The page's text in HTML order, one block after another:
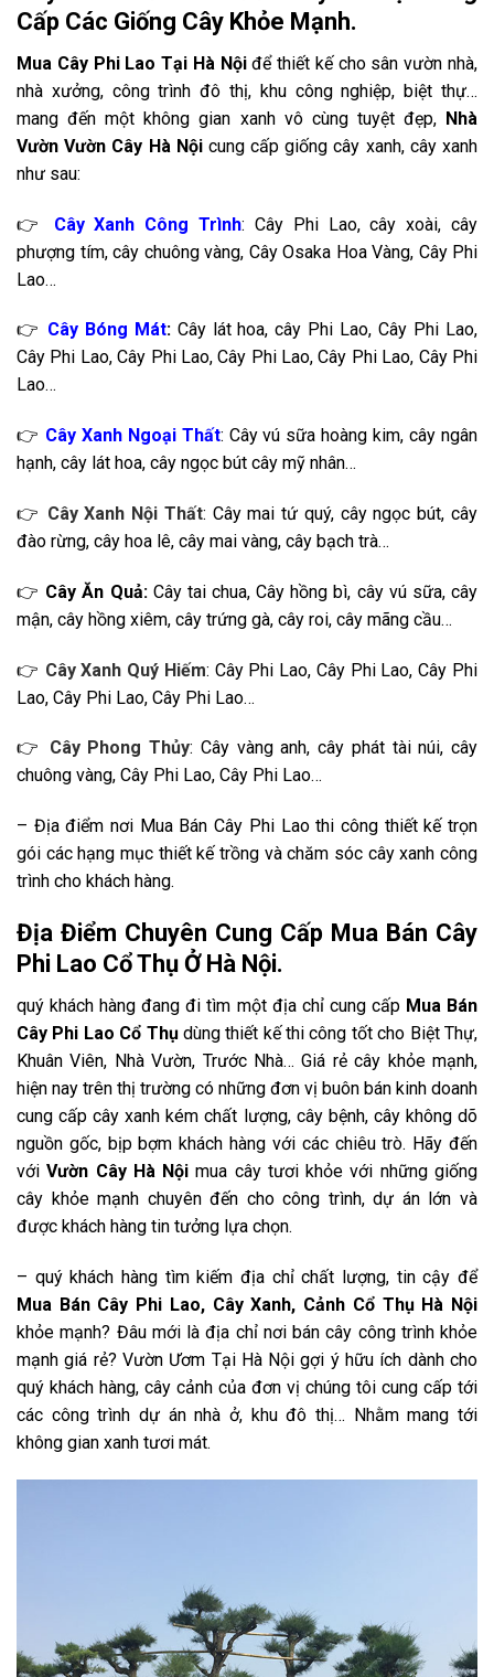
Cấp Các Giống Cây Khỏe Mạnh.
Mua Cây Phi Lao Tại Hà Nộiđể thiết kế cho sân vườn nhà,
nhà xưởng, công trình đô thị, khu công nghiệp, biệt thự…
mang đến một không gian xanh vô cùng tuyệt đẹp, Nhà
Vườn Vườn Cây Hà Nộicung cấp giống cây xanh, cây xanh
như sau:
👉 Cây Xanh Công Trình: Cây Phi Lao, cây xoài, cây
phượng tím, cây chuông vàng, Cây Osaka Hoa Vàng, Cây Phi
Lao…
👉 Cây Bóng Mát:Cây lát hoa, cây Phi Lao, Cây Phi Lao,
Cây Phi Lao, Cây Phi Lao, Cây Phi Lao, Cây Phi Lao, Cây Phi
Lao…
👉 Cây Xanh Ngoại Thất: Cây vú sữa hoàng kim, cây ngân
hạnh, cây lát hoa, cây ngọc bút cây mỹ nhân…
👉 Cây Xanh Nội Thất: Cây mai tứ quý, cây ngọc bút, cây
đào rừng, cây hoa lê, cây mai vàng, cây bạch trà…
👉 Cây Ăn Quả:Cây tai chua, Cây hồng bì, cây vú sữa, cây
mận, cây hồng xiêm, cây trứng gà, cây roi, cây mãng cầu…
👉 Cây Xanh Quý Hiếm: Cây Phi Lao, Cây Phi Lao, Cây Phi
Lao, Cây Phi Lao, Cây Phi Lao…
👉 Cây Phong Thủy: Cây vàng anh, cây phát tài núi, cây
chuông vàng, Cây Phi Lao, Cây Phi Lao…
– Địa điểm nơi Mua Bán Cây Phi Lao thi công thiết kế trọn
gói các hạng mục thiết kế trồng và chăm sóc cây xanh công
trình cho khách hàng.
Địa Điểm Chuyên Cung Cấp Mua Bán Cây
Phi Lao Cổ Thụ Ở Hà Nội.
quý khách hàng đang đi tìm một địa chỉ cung cấpMua Bán
Cây Phi Lao Cổ Thụ dùng thiết kế thi công tốt cho Biệt Thự,
Khuân Viên, Nhà Vườn, Trước Nhà… Giá rẻ cây khỏe mạnh,
hiện nay trên thị trường có những đơn vị buôn bán kinh doanh
cung cấp cây xanh kém chất lượng, cây bệnh, cây không dõ
nguồn gốc, bịp bợm khách hàng với các chiêu trò. Hãy đến
vớiVườn Cây Hà Nộimua cây tươi khỏe với những giống
cây khỏe mạnh chuyên đến cho công trình, dự án lớn và
được khách hàng tin tưởng lựa chọn.
– quý khách hàng tìm kiếm địa chỉ chất lượng, tin cậy để
Mua Bán Cây Phi Lao, Cây Xanh, Cảnh Cổ Thụ Hà Nội
khỏe mạnh? Đâu mới là địa chỉ nơi bán cây công trình khỏe
mạnh giá rẻ? Vườn Ươm Tại Hà Nội gợi ý hữu ích dành cho
quý khách hàng, cây cảnh của đơn vị chúng tôi cung cấp tới
các công trình dự án nhà ở, khu đô thị… Nhằm mang tới
không gian xanh tươi mát.